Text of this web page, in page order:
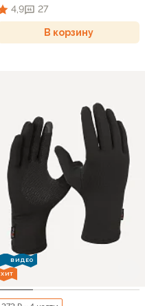
4,9 27
В корзину
ВИДЕО
ХИТ